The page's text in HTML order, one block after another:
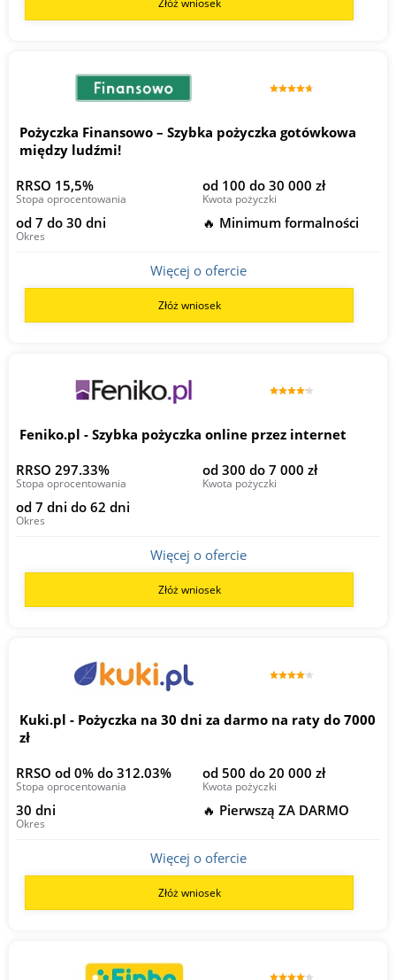
Pożyczka Finansowo – Szybka pożyczka gotówkowa
między ludźmi!
RRSO 15,5%
Stopa oprocentowania
od 100 do 30 000 zł
Kwota pożyczki
od 7 do 30 dni
Okres
🔥 Minimum formalności
Więcej o ofercie
Złóż wniosek
Feniko.pl - Szybka pożyczka online przez internet
RRSO 297.33%
Stopa oprocentowania
od 300 do 7 000 zł
Kwota pożyczki
od 7 dni do 62 dni
Okres
Więcej o ofercie
Złóż wniosek
Kuki.pl - Pożyczka na 30 dni za darmo na raty do 7000
zł
RRSO od 0% do 312.03%
Stopa oprocentowania
od 500 do 20 000 zł
Kwota pożyczki
30 dni
Okres
🔥 Pierwszą ZA DARMO
Więcej o ofercie
Złóż wniosek